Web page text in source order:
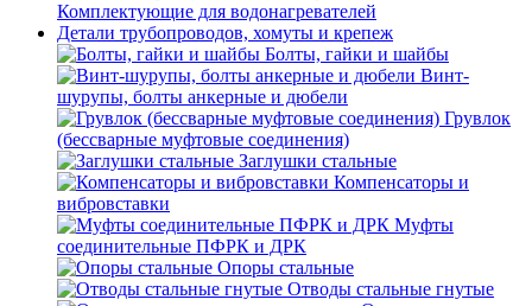
Комплектующие для водонагревателей
Детали трубопроводов, хомуты и крепеж
Болты, гайки и шайбы
Винт-
шурупы, болты анкерные и дюбели
Грувлок
(бессварные муфтовые соединения)
Заглушки стальные
Компенсаторы и
вибровставки
Муфты
соединительные ПФРК и ДРК
Опоры стальные
Отводы стальные гнутые